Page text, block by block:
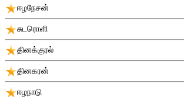
ஈழநேசன்
சுடரொளி
தினக்குரல்
தினகரன்
ஈழநாடு